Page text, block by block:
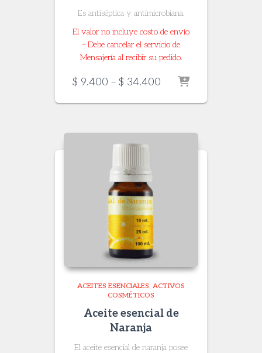
Es antiséptica y antimicrobiana.
El valor no incluye costo de envío
– Debe cancelar el servicio de
Mensajería al recibir su pedido.
$ 9.400 – $ 34.400 Price
$ 9.400
$ 34.400
ACEITES ESENCIALES ACTIVOS
COSMÉTICOS
Aceite esencial de
Naranja
El aceite esencial de naranja posee